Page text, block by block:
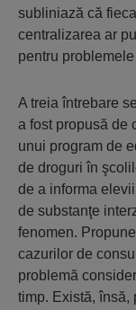
subliniază că
centralizarea ar
pentru
A treia întrebare
a fost propusă de
unui program de
de droguri în
de a informa
de substanţe
fenomen.
cazurilor de
problemă
timp. Există, însă,